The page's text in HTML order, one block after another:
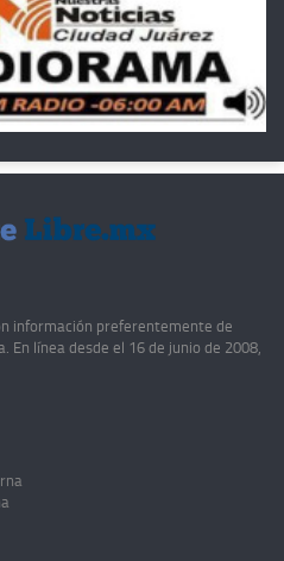
información preferentemente de
En línea desde el 16 de junio de 2008,